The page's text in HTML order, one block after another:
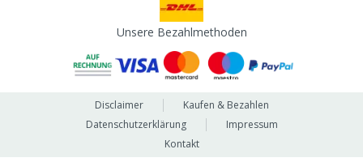
Unsere Bezahlmethoden
Disclaimer
Kaufen & Bezahlen
Datenschutzerklärung
Impressum
Kontakt